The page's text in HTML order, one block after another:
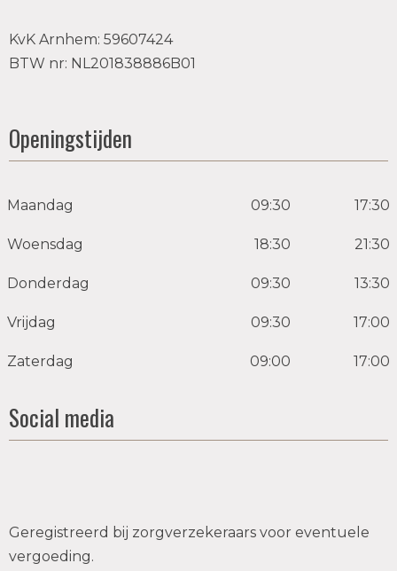
KvK Arnhem: 59607424
BTW nr: NL201838886B01
Openingstijden
Maandag 09:30 17:30
Woensdag 18:30 21:30
Donderdag 09:30 13:30
Vrijdag 09:30 17:00
Zaterdag 09:00 17:00
Social media
Geregistreerd bij zorgverzekeraars voor eventuele
vergoeding.